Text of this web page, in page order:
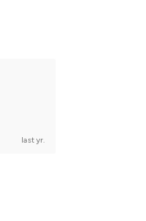
last yr.